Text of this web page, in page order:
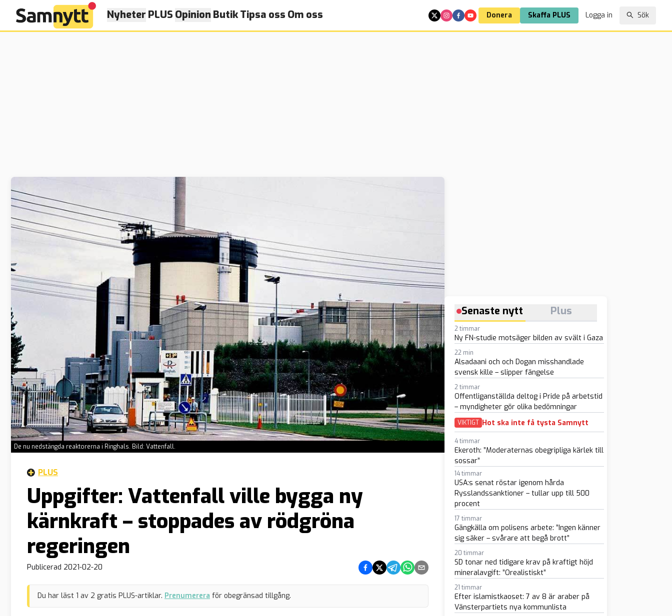
Nyheter PLUS Opinion ButikTipsa oss Om oss Donera Skaffa PLUS Logga in Sök
De nu nedstängda reaktorerna i Ringhals. Bild: Vattenfall.
PLUS
Uppgifter: Vattenfall ville bygga ny
kärnkraft – stoppades av rödgröna
regeringen
Publicerad 2021-02-20 Dela på Facebook
Dela på Twitter
Dela på Telegram
Dela på Whatsapp
Dela via e-post
Du har läst 1 av 2 gratis PLUS-artiklar. Prenumerera för obegränsad tillgång.
Senaste nytt Plus
2 timmar
Ny FN-studie motsäger bilden av svält i Gaza
22 min
Alsadaani och och Dogan misshandlade
svensk kille – slipper fängelse
2 timmar
Offentliganställda deltog i Pride på arbetstid
– myndigheter gör olika bedömningar
VIKTIGT Hot ska inte få tysta Samnytt
4 timmar
Ekeroth: ”Moderaternas obegripliga kärlek till
sossar”
14 timmar
USA:s senat röstar igenom hårda
Rysslandssanktioner – tullar upp till 500
procent
17 timmar
Gängkälla om polisens arbete: ”Ingen känner
sig säker – svårare att begå brott”
20 timmar
SD tonar ned tidigare krav på kraftigt höjd
mineralavgift: ”Orealistiskt”
21 timmar
Efter islamistkaoset: 7 av 8 är araber på
Vänsterpartiets nya kommunlista